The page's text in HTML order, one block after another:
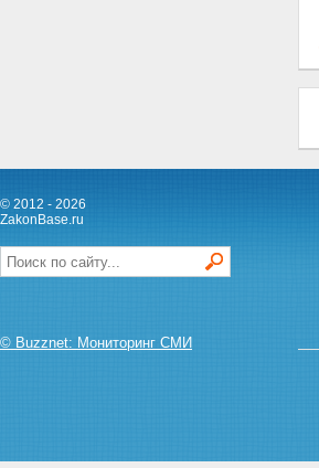
© 2012 - 2026
ZakonBase.ru
© Buzznet: Мониторинг СМИ